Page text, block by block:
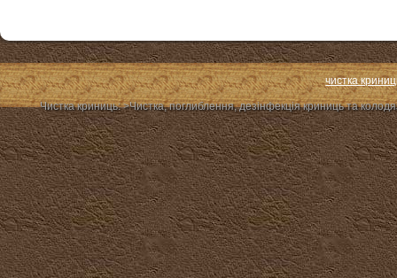
чистка
Чистка криниць: >Чиcтка, поглиблення, дезінфекція криниць та